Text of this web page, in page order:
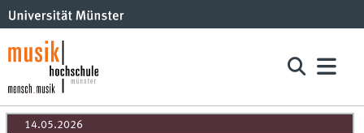
14.05.2026